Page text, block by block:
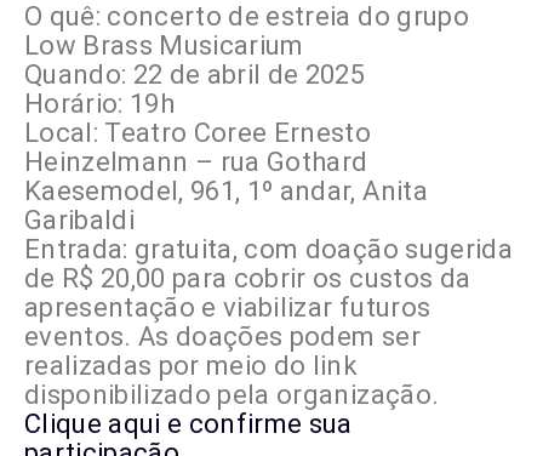
O quê: concerto de estreia do grupo
Low Brass Musicarium
Quando: 22 de abril de 2025
Horário: 19h
Local: Teatro Coree Ernesto
Heinzelmann – rua Gothard
Kaesemodel, 961, 1º andar, Anita
Garibaldi
Entrada: gratuita, com doação sugerida
de R$ 20,00 para cobrir os custos da
apresentação e viabilizar futuros
eventos. As doações podem ser
realizadas por meio do link
disponibilizado pela organização.
Clique aqui e confirme sua